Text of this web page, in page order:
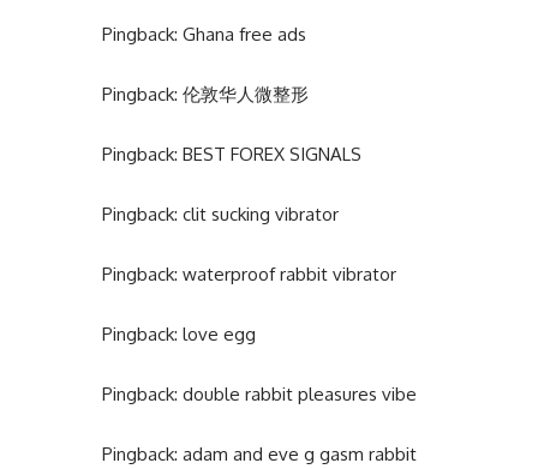
Pingback: Ghana free ads
Pingback: 伦敦华人微整形
Pingback: BEST FOREX SIGNALS
Pingback: clit sucking vibrator
Pingback: waterproof rabbit vibrator
Pingback: love egg
Pingback: double rabbit pleasures vibe
Pingback: adam and eve g gasm rabbit